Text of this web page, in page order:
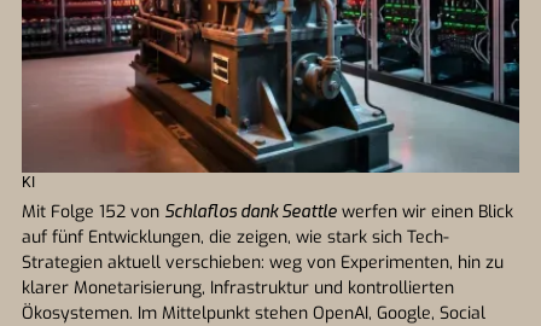
KI
Mit Folge 152 von Schlaflos dank Seattle werfen wir einen Blick
auf fünf Entwicklungen, die zeigen, wie stark sich Tech-
Strategien aktuell verschieben: weg von Experimenten, hin zu
klarer Monetarisierung, Infrastruktur und kontrollierten
Ökosystemen. Im Mittelpunkt stehen OpenAI, Google, Social